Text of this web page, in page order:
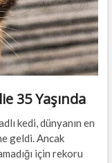
35 Yaşında
kedi, dünyanın en
geldi. Ancak
için rekoru